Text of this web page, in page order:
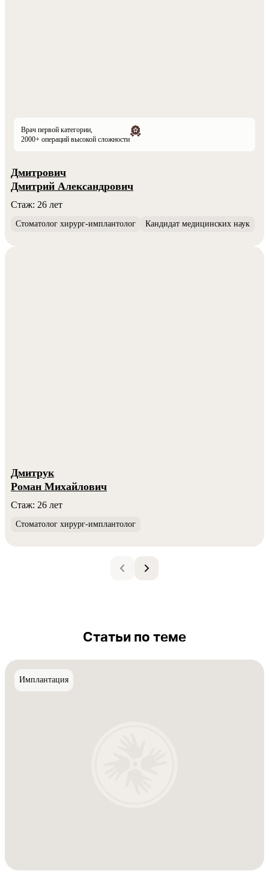
Врач первой категории,
2000+ операций высокой сложности
Дмитрович
Дмитрий Александрович
Стаж: 26 лет
Стоматолог хирург-имплантолог Кандидат медицинских наук
Дмитрук
Роман Михайлович
Стаж: 26 лет
Стоматолог хирург-имплантолог
Статьи по теме
Имплантация